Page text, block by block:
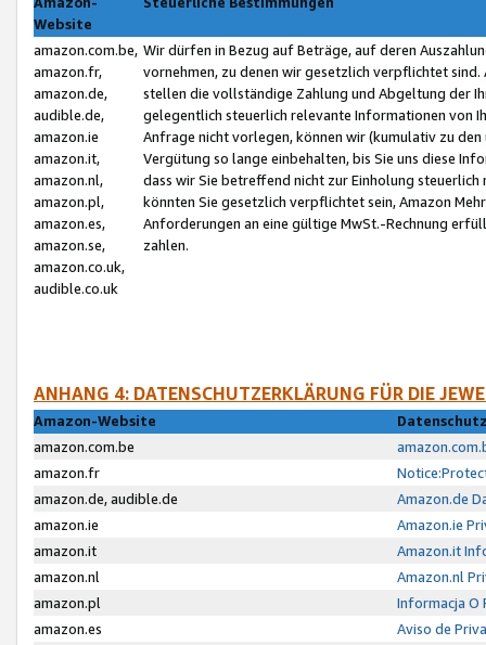
Website
amazon.com.be,
amazon.fr,
amazon.de,
audible.de,
amazon.ie
amazon.it,
amazon.nl,
amazon.pl,
amazon.es,
amazon.se,
amazon.co.uk,
audible.co.uk
Wir dürfen in Bezug auf Beträge, auf deren
vornehmen, zu denen wir gesetzlich verpflichtet
stellen die vollständige Zahlung und Abgeltung der
gelegentlich steuerlich relevante Informationen von
Anfrage nicht vorlegen, können wir (kumulativ zu
Vergütung so lange einbehalten, bis Sie uns diese
dass wir Sie betreffend nicht zur Einholung
könnten Sie gesetzlich verpflichtet sein, Amazon
Anforderungen an eine gültige MwSt.-Rechnung
zahlen.
ANHANG 4: DATENSCHUTZERKLÄRUNG FÜR DIE
Amazon-Website
amazon.com.be
amazon.fr
amazon.de, audible.de
Amazon.de
amazon.ie
Amazon.ie
amazon.it
Amazon.it
amazon.nl
Amazon.nl
amazon.pl
Informacja O
amazon.es
Aviso de